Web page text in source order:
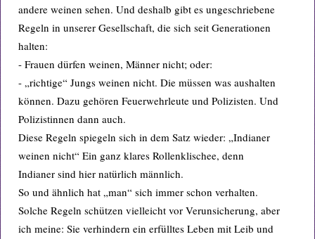
andere weinen sehen. Und deshalb gibt es ungeschriebene
Regeln in unserer Gesellschaft, die sich seit Generationen
halten:
- Frauen dürfen weinen, Männer nicht; oder:
- „richtige“ Jungs weinen nicht. Die müssen was aushalten
können. Dazu gehören Feuerwehrleute und Polizisten. Und
Polizistinnen dann auch.
Diese Regeln spiegeln sich in dem Satz wieder: „Indianer
weinen nicht“ Ein ganz klares Rollenklischee, denn
Indianer sind hier natürlich männlich.
So und ähnlich hat „man“ sich immer schon verhalten.
Solche Regeln schützen vielleicht vor Verunsicherung, aber
ich meine: Sie verhindern ein erfülltes Leben mit Leib und